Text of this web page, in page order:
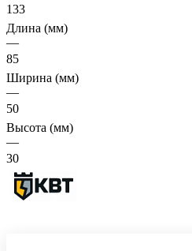
133
Длина (мм)
—
85
Ширина (мм)
—
50
Высота (мм)
—
30